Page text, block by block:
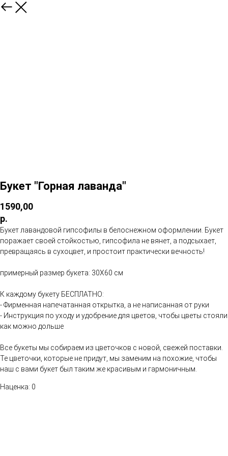
Букет "Горная лаванда"
1590,00
р.
Букет лавандовой гипсофилы в белоснежном оформлении. Букет
поражает своей стойкостью, гипсофила не вянет, а подсыхает,
превращаясь в сухоцвет, и простоит практически вечность!
примерный размер букета: 30Х60 см
К каждому букету БЕСПЛАТНО:
- Фирменная напечатанная открытка, а не написанная от руки
- Инструкция по уходу и удобрение для цветов, чтобы цветы стояли
как можно дольше
Все букеты мы собираем из цветочков с новой, свежей поставки.
Те цветочки, которые не придут, мы заменим на похожие, чтобы
наш с вами букет был таким же красивым и гармоничным.
Наценка: 0